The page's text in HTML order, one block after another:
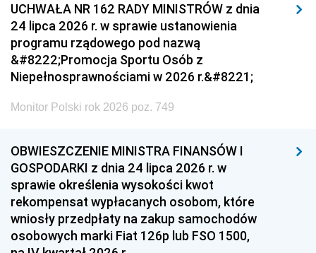
UCHWAŁA NR 162 RADY MINISTRÓW z dnia
24 lipca 2026 r. w sprawie ustanowienia
programu rządowego pod nazwą
&#8222;Promocja Sportu Osób z
Niepełnosprawnościami w 2026 r.&#8221;
Monitor Polski rok 2026 poz. 749
OBWIESZCZENIE MINISTRA FINANSÓW I
GOSPODARKI z dnia 24 lipca 2026 r. w
sprawie określenia wysokości kwot
rekompensat wypłacanych osobom, które
wniosły przedpłaty na zakup samochodów
osobowych marki Fiat 126p lub FSO 1500,